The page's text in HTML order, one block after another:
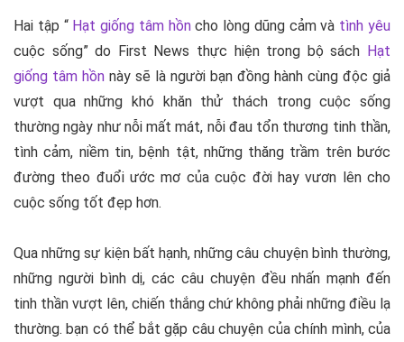
Hai tập “ Hạt giống tâm hồncho lòng dũng cảm và tình yêu
cuộc sống” do First News thực hiện trong bộ sách Hạt
giống tâm hồn này sẽ là người bạn đồng hành cùng độc giả
vượt qua những khó khăn thử thách trong cuộc sống
thường ngày như nỗi mất mát, nỗi đau tổn thương tinh thần,
tình cảm, niềm tin, bệnh tật, những thăng trầm trên bước
đường theo đuổi ước mơ của cuộc đời hay vươn lên cho
cuộc sống tốt đẹp hơn.
Qua những sự kiện bất hạnh, những câu chuyện bình thường,
những người bình dị, các câu chuyện đều nhấn mạnh đến
tinh thần vượt lên, chiến thắng chứ không phải những điều lạ
thường. bạn có thể bắt gặp câu chuyện của chính mình, của